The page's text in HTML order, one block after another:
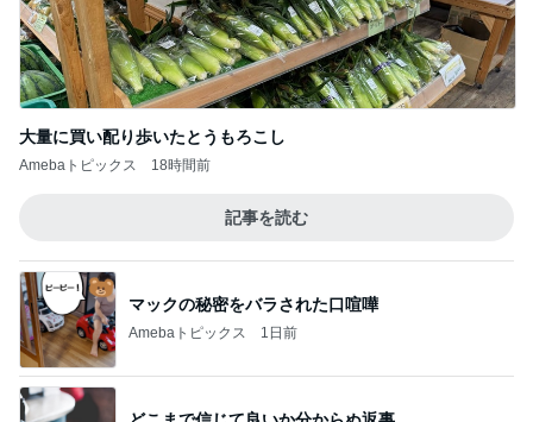
大量に買い配り歩いたとうもろこし
Amebaトピックス 18時間前
記事を読む
マックの秘密をバラされた口喧嘩
Amebaトピックス 1日前